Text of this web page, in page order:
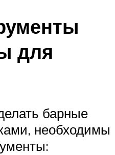
для
барные
необходимы